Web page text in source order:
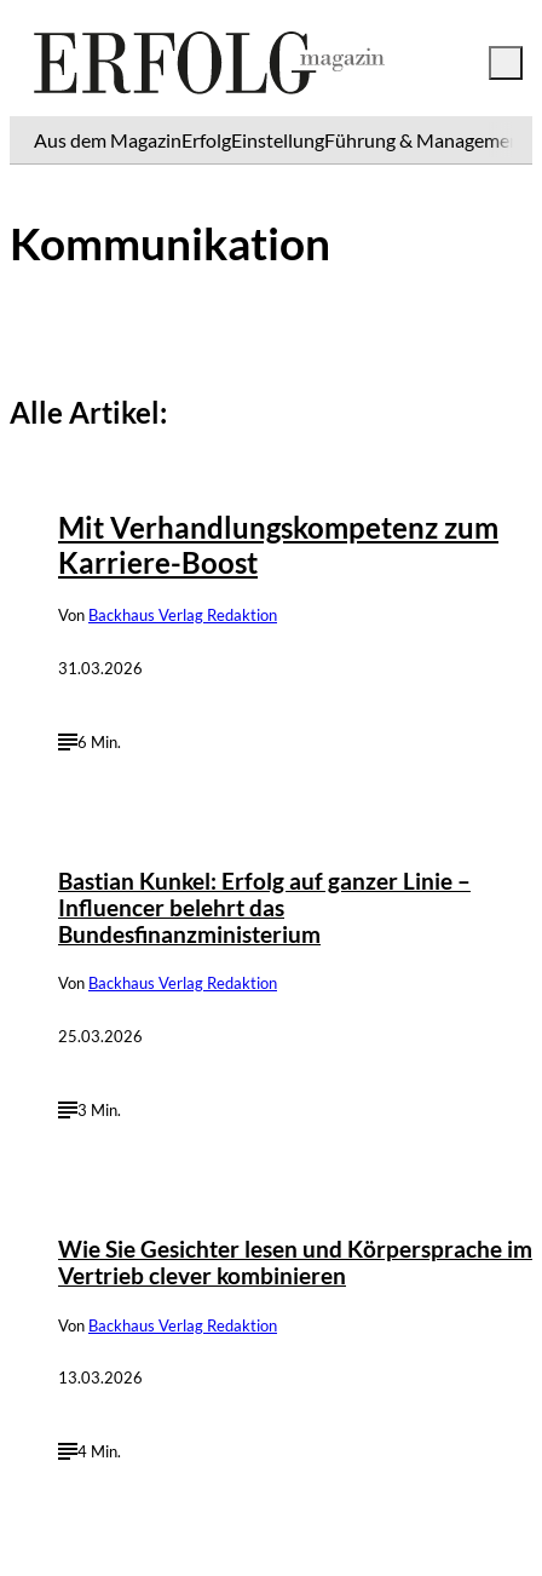
Aus dem MagazinErfolgEinstellungFührung & Management
Kommunikation
Alle Artikel:
Mit Verhandlungskompetenz zum
Karriere-Boost
Von Backhaus Verlag Redaktion
31.03.2026
6 Min.
Bastian Kunkel: Erfolg auf ganzer Linie –
Influencer belehrt das
Bundesfinanzministerium
Von Backhaus Verlag Redaktion
25.03.2026
3 Min.
Wie Sie Gesichter lesen und Körpersprache im
Vertrieb clever kombinieren
Von Backhaus Verlag Redaktion
13.03.2026
4 Min.